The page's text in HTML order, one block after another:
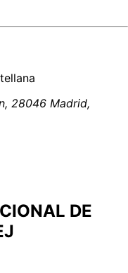
28046 Madrid,
DE